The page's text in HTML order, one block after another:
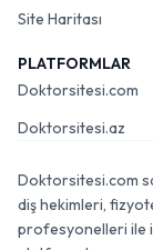
Site Haritası
PLATFORMLAR
Doktorsitesi.com
Doktorsitesi.az
Doktorsitesi.com
diş hekimleri,
profesyonelleri ile